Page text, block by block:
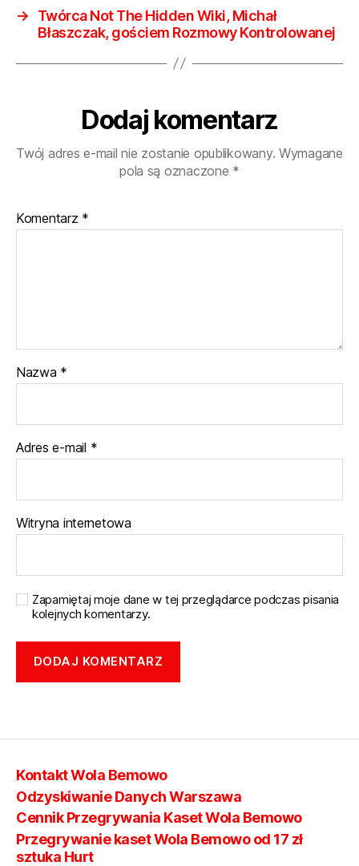
→
Twórca Not The Hidden Wiki, Michał
Błaszczak, gościem Rozmowy Kontrolowanej
Dodaj komentarz
Twój adres e-mail nie zostanie opublikowany. Wymagane
pola są oznaczone *
Komentarz *
Nazwa *
Adres e-mail *
Witryna internetowa
Zapamiętaj moje dane w tej przeglądarce podczas pisania
kolejnych komentarzy.
Kontakt Wola Bemowo
Odzyskiwanie Danych Warszawa
Cennik Przegrywania Kaset Wola Bemowo
Przegrywanie kaset Wola Bemowo od 17 zł
sztuka Hurt